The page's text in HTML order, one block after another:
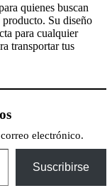
quienes buscan
Su diseño
para cualquier
transportar tus
electrónico.
Suscribirse